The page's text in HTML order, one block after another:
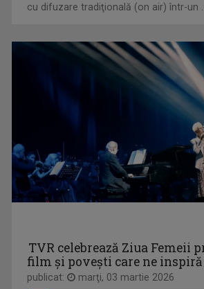
cu difuzare tradiţională (on air) într-un ...
TVR celebrează Ziua Femeii
film și povești care ne inspiră
publicat: marţi, 03 martie 2026